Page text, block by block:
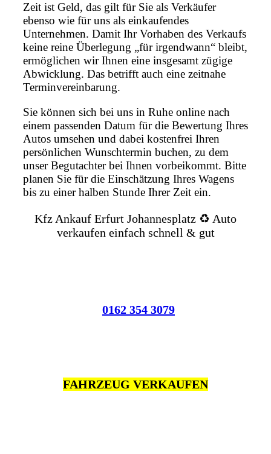
Zeit ist Geld, das gilt für Sie als Verkäufer
ebenso wie für uns als einkaufendes
Unternehmen. Damit Ihr Vorhaben des Verkaufs
keine reine Überlegung „für irgendwann“ bleibt,
ermöglichen wir Ihnen eine insgesamt zügige
Abwicklung. Das betrifft auch eine zeitnahe
Terminvereinbarung.
Sie können sich bei uns in Ruhe online nach
einem passenden Datum für die Bewertung Ihres
Autos umsehen und dabei kostenfrei Ihren
persönlichen Wunschtermin buchen, zu dem
unser Begutachter bei Ihnen vorbeikommt. Bitte
planen Sie für die Einschätzung Ihres Wagens
bis zu einer halben Stunde Ihrer Zeit ein.
Kfz Ankauf Erfurt Johannesplatz ♻️ Auto
verkaufen einfach schnell & gut
0162 354 3079
FAHRZEUG VERKAUFEN